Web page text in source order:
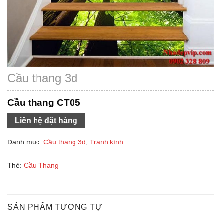
Cầu thang 3d
Cầu thang CT05
Liên hệ đặt hàng
Danh mục: Cầu thang 3d, Tranh kính
Thẻ: Cầu Thang
SẢN PHẨM TƯƠNG TỰ